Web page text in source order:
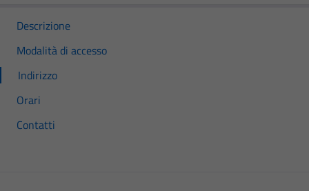
Descrizione
Modalità di accesso
Indirizzo
Orari
Contatti